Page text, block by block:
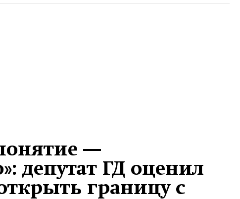
—
депутат ГД оценил
границу с